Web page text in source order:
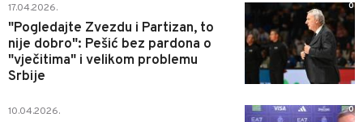
17.04.2026.
"Pogledajte Zvezdu i Partizan, to
nije dobro": Pešić bez pardona o
"vječitima" i velikom problemu
Srbije
0
10.04.2026. 0